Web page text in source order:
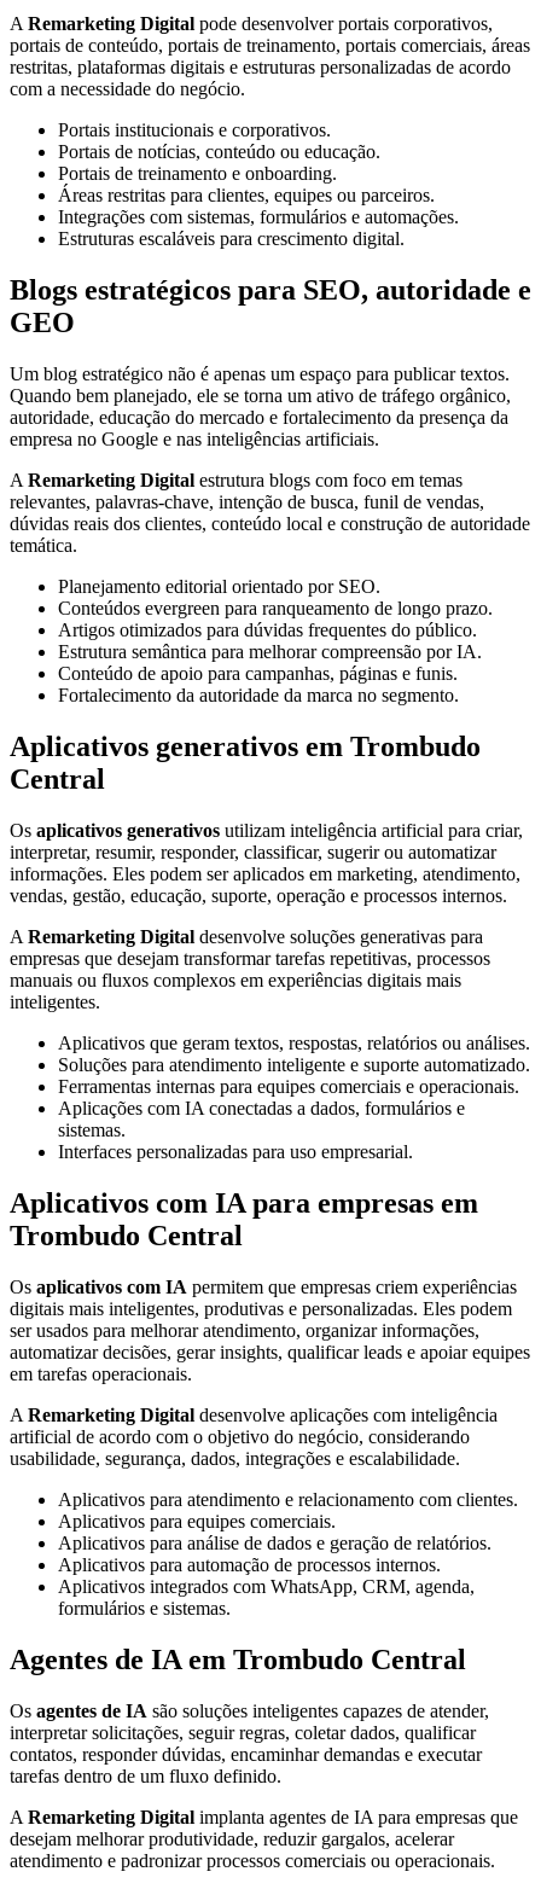
ARemarketing Digital pode desenvolver portais corporativos,
portais de conteúdo, portais de treinamento, portais comerciais, áreas
restritas, plataformas digitais e estruturas personalizadas de acordo
com a necessidade do negócio.
Portais institucionais e corporativos.
Portais de notícias, conteúdo ou educação.
Portais de treinamento e onboarding.
Áreas restritas para clientes, equipes ou parceiros.
Integrações com sistemas, formulários e automações.
Estruturas escaláveis para crescimento digital.
Blogs estratégicos para SEO, autoridade e
GEO
Um blog estratégico não é apenas um espaço para publicar textos.
Quando bem planejado, ele se torna um ativo de tráfego orgânico,
autoridade, educação do mercado e fortalecimento da presença da
empresa no Google e nas inteligências artificiais.
A Remarketing Digital estrutura blogs com foco em temas
relevantes, palavras-chave, intenção de busca, funil de vendas,
dúvidas reais dos clientes, conteúdo local e construção de autoridade
temática.
Planejamento editorial orientado por SEO.
Conteúdos evergreen para ranqueamento de longo prazo.
Artigos otimizados para dúvidas frequentes do público.
Estrutura semântica para melhorar compreensão por IA.
Conteúdo de apoio para campanhas, páginas e funis.
Fortalecimento da autoridade da marca no segmento.
Aplicativos generativos em Trombudo
Central
Os aplicativos generativos utilizam inteligência artificial para criar,
interpretar, resumir, responder, classificar, sugerir ou automatizar
informações. Eles podem ser aplicados em marketing, atendimento,
vendas, gestão, educação, suporte, operação e processos internos.
A Remarketing Digital desenvolve soluções generativas para
empresas que desejam transformar tarefas repetitivas, processos
manuais ou fluxos complexos em experiências digitais mais
inteligentes.
Aplicativos que geram textos, respostas, relatórios ou análises.
Soluções para atendimento inteligente e suporte automatizado.
Ferramentas internas para equipes comerciais e operacionais.
Aplicações com IA conectadas a dados, formulários e
sistemas.
Interfaces personalizadas para uso empresarial.
Aplicativos com IA para empresas em
Trombudo Central
Os aplicativos com IA permitem que empresas criem experiências
digitais mais inteligentes, produtivas e personalizadas. Eles podem
ser usados para melhorar atendimento, organizar informações,
automatizar decisões, gerar insights, qualificar leads e apoiar equipes
em tarefas operacionais.
A Remarketing Digital desenvolve aplicações com inteligência
artificial de acordo com o objetivo do negócio, considerando
usabilidade, segurança, dados, integrações e escalabilidade.
Aplicativos para atendimento e relacionamento com clientes.
Aplicativos para equipes comerciais.
Aplicativos para análise de dados e geração de relatórios.
Aplicativos para automação de processos internos.
Aplicativos integrados com WhatsApp, CRM, agenda,
formulários e sistemas.
Agentes de IA em Trombudo Central
Os agentes de IA são soluções inteligentes capazes de atender,
interpretar solicitações, seguir regras, coletar dados, qualificar
contatos, responder dúvidas, encaminhar demandas e executar
tarefas dentro de um fluxo definido.
A Remarketing Digital implanta agentes de IA para empresas que
desejam melhorar produtividade, reduzir gargalos, acelerar
atendimento e padronizar processos comerciais ou operacionais.